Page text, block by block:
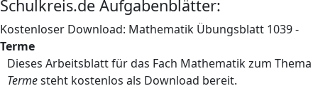
Schulkreis.de Aufgabenblätter:
Kostenloser Download: Mathematik Übungsblatt 1039 -
Terme
Dieses Arbeitsblatt für das Fach Mathematik zum Thema
Termesteht kostenlos als Download bereit.